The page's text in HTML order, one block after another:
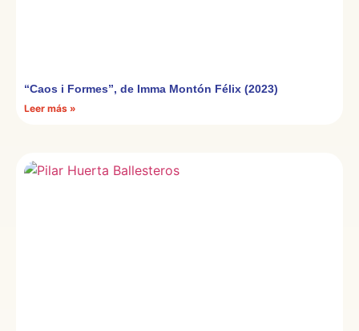
“Caos i Formes”, de Imma Montón Félix (2023)
Leer más »